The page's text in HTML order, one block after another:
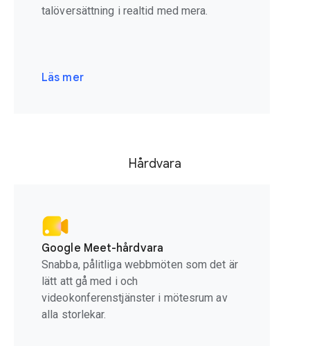
talöversättning i realtid med mera.
Läs mer
Hårdvara
Google Meet-hårdvara
Snabba, pålitliga webbmöten som det är
lätt att gå med i och
videokonferenstjänster i mötesrum av
alla storlekar.